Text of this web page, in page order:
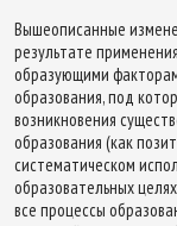
Вышеописанные
результате
образующими
образования, под
возникновения
образования (как
систематическом
образовательных
все процессы